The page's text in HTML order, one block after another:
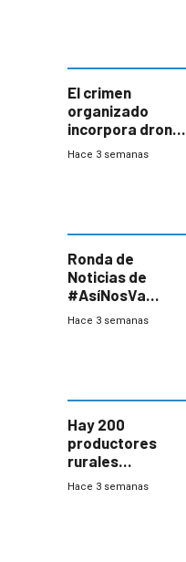
El crimen
organizado
incorpora drones
y abre un nuevo
Hace 3 semanas
Ronda de
Noticias de
#AsíNosVa
(20/7/26)
Hace 3 semanas
Hay 200
productores
rurales
afectados tras
Hace 3 semanas